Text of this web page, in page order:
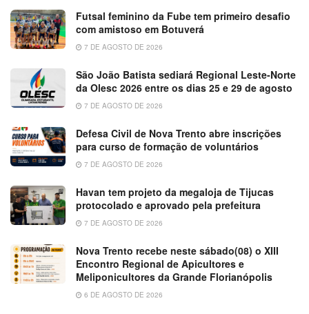
Futsal feminino da Fube tem primeiro desafio
com amistoso em Botuverá
7 DE AGOSTO DE 2026
São João Batista sediará Regional Leste-Norte
da Olesc 2026 entre os dias 25 e 29 de agosto
7 DE AGOSTO DE 2026
Defesa Civil de Nova Trento abre inscrições
para curso de formação de voluntários
7 DE AGOSTO DE 2026
Havan tem projeto da megaloja de Tijucas
protocolado e aprovado pela prefeitura
7 DE AGOSTO DE 2026
Nova Trento recebe neste sábado(08) o XIII
Encontro Regional de Apicultores e
Meliponicultores da Grande Florianópolis
6 DE AGOSTO DE 2026